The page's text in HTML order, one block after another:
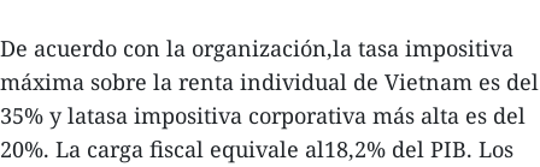
De acuerdo con la organización,la tasa impositiva
máxima sobre la renta individual de Vietnam es del
35% y latasa impositiva corporativa más alta es del
20%. La carga fiscal equivale al18,2% del PIB. Los